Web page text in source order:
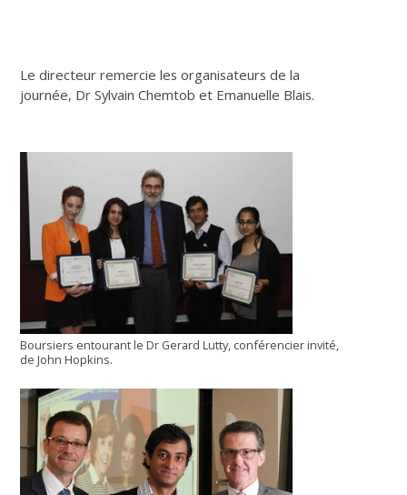
Le directeur remercie les organisateurs de la
journée, Dr Sylvain Chemtob et Emanuelle Blais.
Boursiers entourant le Dr Gerard Lutty, conférencier invité,
de John Hopkins.